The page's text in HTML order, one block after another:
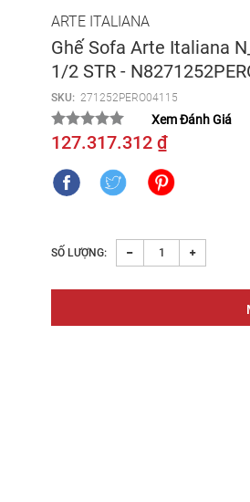
ARTE ITALIANA
Ghế Sofa Arte Italiana
1/2 STR -
SKU: 271252PERO04115
Xem Đánh Giá
127.317.312 ₫
SỐ LƯỢNG: